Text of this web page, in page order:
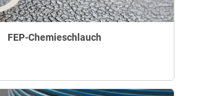
FEP-Chemieschlauch